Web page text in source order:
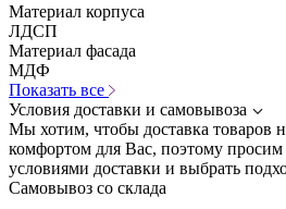
Материал корпуса
ЛДСП
Материал фасада
МДФ
Показать все
Условия доставки и самовывоза
Мы хотим, чтобы доставка товаров
комфортом для Вас, поэтому просим
условиями доставки и выбрать
Самовывоз со склада